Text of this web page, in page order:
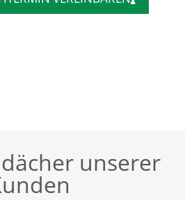
unserer